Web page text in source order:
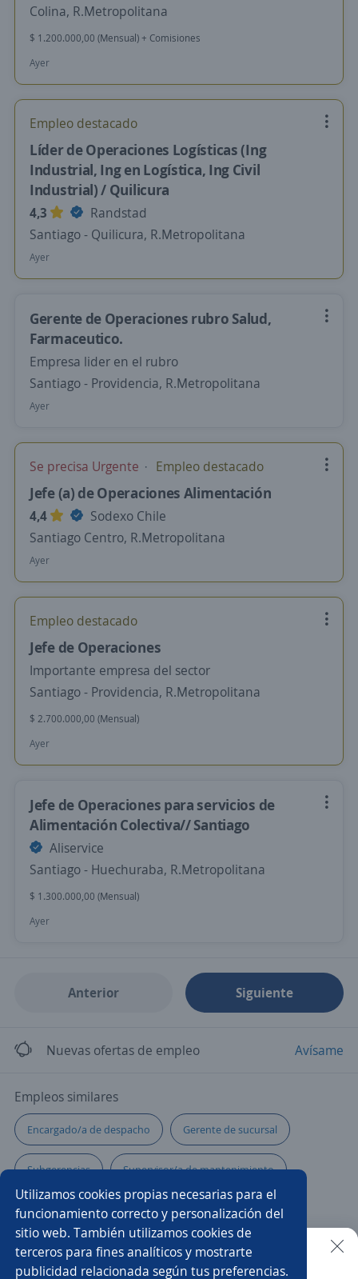
Utilizamos cookies propias necesarias para el
funcionamiento correcto y personalización del
sitio web. También utilizamos cookies de
terceros para fines analíticos y mostrarte
publicidad relacionada según tus preferencias.
Colina, R.Metropolitana
$ 1.200.000,00 (Mensual) + Comisiones
Ayer
Empleo destacado
Líder de Operaciones Logísticas (Ing
Industrial, Ing en Logística, Ing Civil
Industrial) / Quilicura
4,3
Randstad
Santiago - Quilicura, R.Metropolitana
Ayer
Gerente de Operaciones rubro Salud,
Farmaceutico.
Empresa lider en el rubro
Santiago - Providencia, R.Metropolitana
Ayer
Se precisa Urgente Empleo destacado
Jefe (a) de Operaciones Alimentación
4,4
Sodexo Chile
Santiago Centro, R.Metropolitana
Ayer
Empleo destacado
Jefe de Operaciones
Importante empresa del sector
Santiago - Providencia, R.Metropolitana
$ 2.700.000,00 (Mensual)
Ayer
Jefe de Operaciones para servicios de
Alimentación Colectiva// Santiago
Aliservice
Santiago - Huechuraba, R.Metropolitana
$ 1.300.000,00 (Mensual)
Ayer
Anterior Siguiente
Nuevas ofertas de empleo Avísame
Empleos similares
Encargado/a de despacho Gerente de sucursal
Subgerencias Supervisor/a de mantenimiento
Gerente de tesorería Jefe/a de tienda
Jefe/a de laboratorio Supervisor/a de personal
Buscar es más fácil en la app